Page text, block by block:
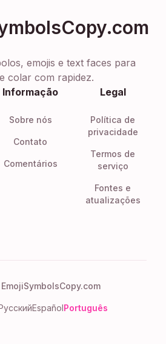
emojis e text faces para
colar com rapidez.
Informação
Sobre nós
Contato
Comentários
Legal
Política de
privacidade
Termos de
serviço
Fontes e
atualizações
EspañolPortuguês